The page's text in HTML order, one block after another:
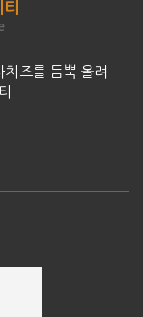
즈를 듬뿍 올려